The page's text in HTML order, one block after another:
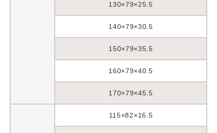
130×79×25.5
140×79×30.5
150×79×35.5
160×79×40.5
170×79×45.5
115×82×16.5